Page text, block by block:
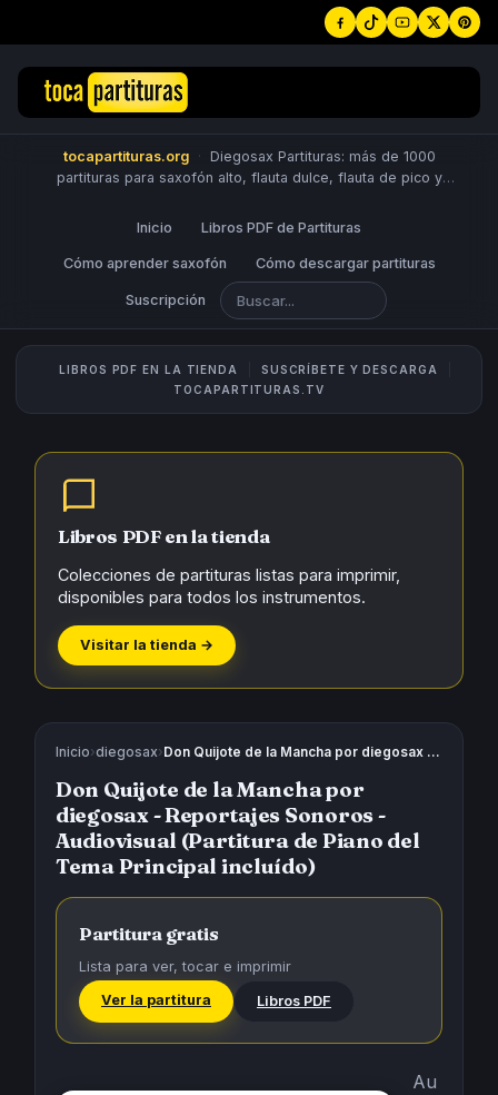
tocapartituras.org ·
Diegosax Partituras: más de 1000
partituras para saxofón alto, flauta dulce, flauta de pico y
chelo, fagot, bombardino, fliscorno, corno, trompa, barítono,
Scores. PUBLICA PARTITURAS
Inicio Libros PDF de Partituras
Cómo aprender saxofón Cómo descargar partituras
Suscripción
LIBROS PDF EN LA TIENDA
SUSCRÍBETE Y DESCARGA
TOCAPARTITURAS.TV
Libros PDF en la tienda
Colecciones de partituras listas para imprimir,
disponibles para todos los instrumentos.
Visitar la tienda →
Inicio›diegosax› Don Quijote de la Mancha por diegosax - Reportajes Sonoros - Audiovisual (Partitura de Piano del Tema Principal incluído)
Don Quijote de la Mancha por
diegosax - Reportajes Sonoros -
Audiovisual (Partitura de Piano del
Tema Principal incluído)
Partitura gratis
Lista para ver, tocar e imprimir
Ver la partitura
Libros PDF
Au